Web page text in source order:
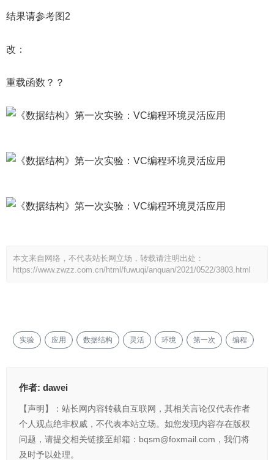
结果请参考图2
改：
重载函数？？
本文来自网络，不代表站长网立场，转载请注明出处：
https://www.zwzz.com.cn/html/fuwuqi/anquan/2021/0522/3803.html
实验 应用 数据结构 灵活 环境 第一次 编程
作者: dawei
【声明】：站长网内容转载自互联网，其相关言论仅代表作者
个人观点绝非权威，不代表本站立场。如您发现内容存在版权
问题，请提交相关链接至邮箱：bqsm@foxmail.com，我们将
及时予以处理。